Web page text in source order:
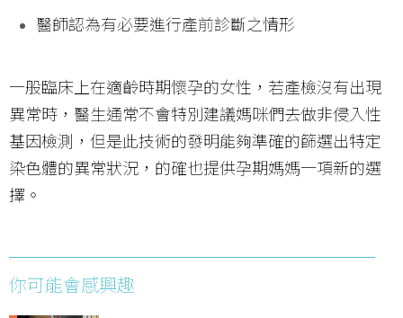
醫師認為有必要進行產前診斷之情形
一般臨床上在適齡時期懷孕的女性，若產檢沒有出現
異常時，醫生通常不會特別建議媽咪們去做非侵入性
基因檢測，但是此技術的發明能夠準確的篩選出特定
染色體的異常狀況，的確也提供孕期媽媽一項新的選
擇。
你可能會感興趣